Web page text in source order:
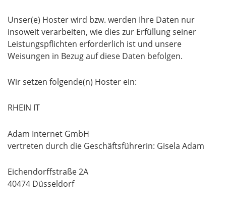
Unser(e) Hoster wird bzw. werden Ihre Daten nur
insoweit verarbeiten, wie dies zur Erfüllung seiner
Leistungspflichten erforderlich ist und unsere
Weisungen in Bezug auf diese Daten befolgen.
Wir setzen folgende(n) Hoster ein:
RHEIN IT
Adam Internet GmbH
vertreten durch die Geschäftsführerin: Gisela Adam
Eichendorffstraße 2A
40474 Düsseldorf